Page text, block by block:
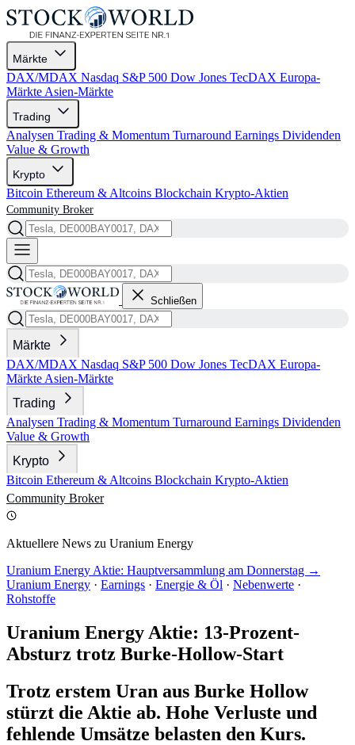
Märkte
DAX/MDAX Nasdaq S&P 500 Dow Jones TecDAX Europa-
Märkte Asien-Märkte
Trading
Analysen Trading & Momentum Turnaround Earnings Dividenden
Value & Growth
Krypto
Bitcoin Ethereum & Altcoins Blockchain Krypto-Aktien
Community Broker
Schließen
Märkte
DAX/MDAX Nasdaq S&P 500 Dow Jones TecDAX Europa-
Märkte Asien-Märkte
Trading
Analysen Trading & Momentum Turnaround Earnings Dividenden
Value & Growth
Krypto
Bitcoin Ethereum & Altcoins Blockchain Krypto-Aktien
Community Broker
Aktuellere News zu Uranium Energy
Uranium Energy Aktie: Hauptversammlung am Donnerstag →
Uranium Energy · Earnings · Energie & Öl · Nebenwerte ·
Rohstoffe
Uranium Energy Aktie: 13-Prozent-
Absturz trotz Burke-Hollow-Start
Trotz erstem Uran aus Burke Hollow
stürzt die Aktie ab. Hohe Verluste und
fehlende Umsätze belasten den Kurs.